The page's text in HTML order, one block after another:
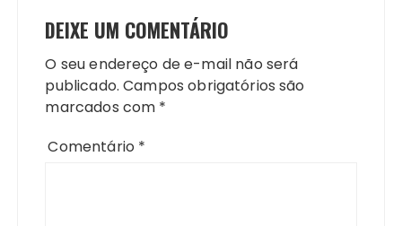
DEIXE UM COMENTÁRIO
O seu endereço de e-mail não será
publicado. Campos obrigatórios são
marcados com *
Comentário *